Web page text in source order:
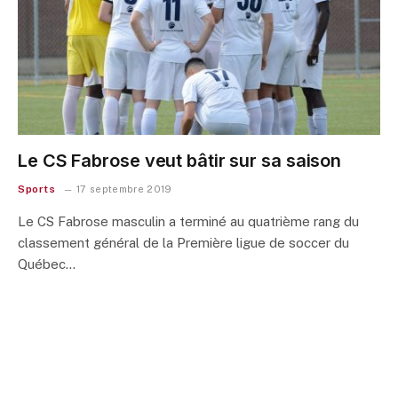
Le CS Fabrose veut bâtir sur sa saison
Sports 17 septembre 2019
Le CS Fabrose masculin a terminé au quatrième rang du
classement général de la Première ligue de soccer du
Québec…